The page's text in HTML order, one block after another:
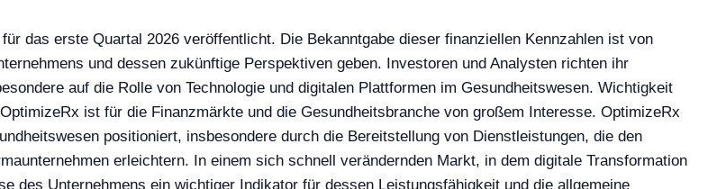
das erste Quartal 2026 veröffentlicht. Die Bekanntgabe dieser finanziellen Kennzahlen ist von
und dessen zukünftige Perspektiven geben. Investoren und Analysten richten ihr
auf die Rolle von Technologie und digitalen Plattformen im Gesundheitswesen. Wichtigkeit
ist für die Finanzmärkte und die Gesundheitsbranche von großem Interesse. OptimizeRx
positioniert, insbesondere durch die Bereitstellung von Dienstleistungen, die den
erleichtern. In einem sich schnell verändernden Markt, in dem digitale Transformation
des Unternehmens ein wichtiger Indikator für dessen Leistungsfähigkeit und die allgemeine